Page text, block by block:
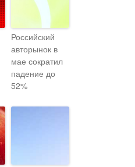
Российский
авторынок в
мае сократил
падение до
52%